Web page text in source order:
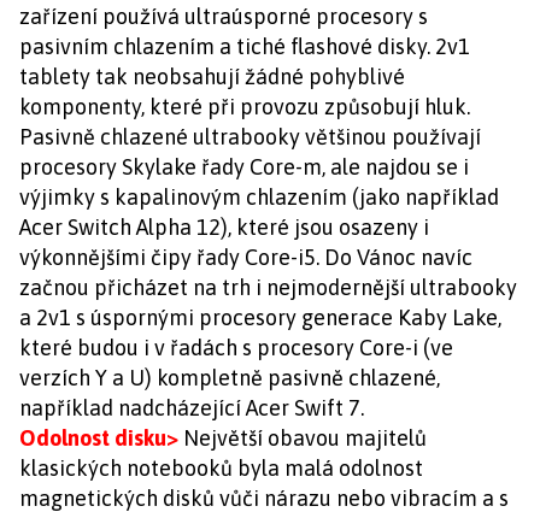
zařízení používá ultraúsporné procesory s
pasivním chlazením a tiché flashové disky. 2v1
tablety tak neobsahují žádné pohyblivé
komponenty, které při provozu způsobují hluk.
Pasivně chlazené ultrabooky většinou používají
procesory Skylake řady Core-m, ale najdou se i
výjimky s kapalinovým chlazením (jako například
Acer Switch Alpha 12), které jsou osazeny i
výkonnějšími čipy řady Core-i5. Do Vánoc navíc
začnou přicházet na trh i nejmodernější ultrabooky
a 2v1 s úspornými procesory generace Kaby Lake,
které budou i v řadách s procesory Core-i (ve
verzích Y a U) kompletně pasivně chlazené,
například nadcházející Acer Swift 7.
Odolnost disku> Největší obavou majitelů
klasických notebooků byla malá odolnost
magnetických disků vůči nárazu nebo vibracím a s